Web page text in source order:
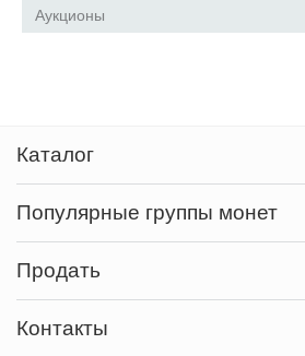
Аукционы
Каталог
Популярные группы монет
Продать
Контакты